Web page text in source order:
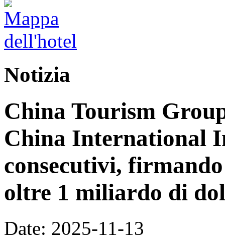
Notizia
China Tourism
China International
consecutivi,
oltre 1 miliardo di
Date: 2025-11-13